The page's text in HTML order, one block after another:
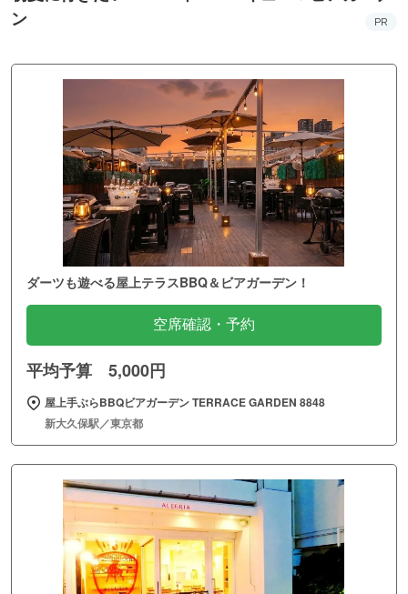
ン
PR
ダーツも遊べる屋上テラスBBQ＆ビアガーデン！
空席確認・予約
平均予算 5,000円
屋上手ぶらBBQビアガーデン TERRACE GARDEN 8848
新大久保駅／東京都